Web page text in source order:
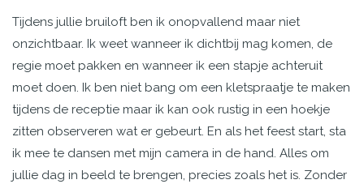
Tijdens jullie bruiloft ben ik onopvallend maar niet
onzichtbaar. Ik weet wanneer ik dichtbij mag komen, de
regie moet pakken en wanneer ik een stapje achteruit
moet doen. Ik ben niet bang om een kletspraatje te maken
tijdens de receptie maar ik kan ook rustig in een hoekje
zitten observeren wat er gebeurt. En als het feest start, sta
ik mee te dansen met mijn camera in de hand. Alles om
jullie dag in beeld te brengen, precies zoals het is. Zonder